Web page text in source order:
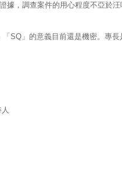
據，調查案件的用心程度不亞於
SQ」的意義目前還是機密。專長